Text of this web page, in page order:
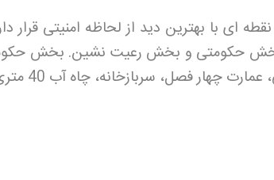
ای با بهترین دید از لحاظه امنیتی
حکومتی و بخش رعیت نشین. بخش